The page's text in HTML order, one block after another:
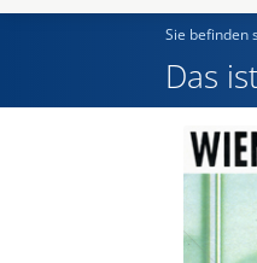
Home
Marken
Sie befinden
Das